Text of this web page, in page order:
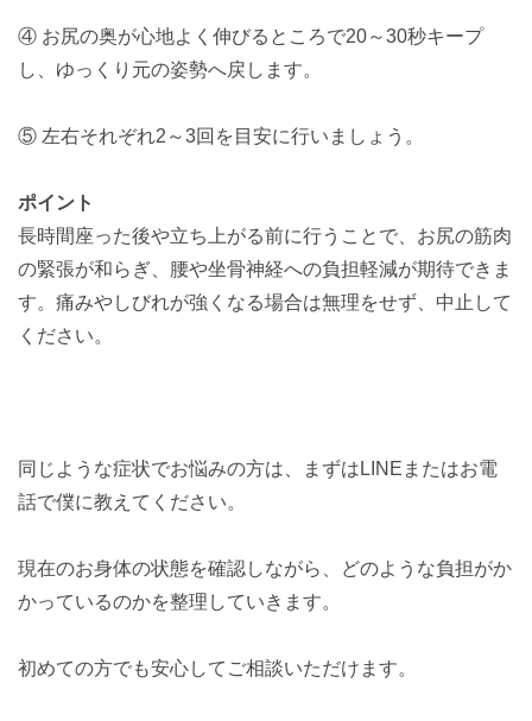
④ お尻の奥が心地よく伸びるところで20～30秒キープ
し、ゆっくり元の姿勢へ戻します。
⑤ 左右それぞれ2～3回を目安に行いましょう。
ポイント
長時間座った後や立ち上がる前に行うことで、お尻の筋肉
の緊張が和らぎ、腰や坐骨神経への負担軽減が期待できま
す。痛みやしびれが強くなる場合は無理をせず、中止して
ください。
同じような症状でお悩みの方は、まずはLINEまたはお電
話で僕に教えてください。
現在のお身体の状態を確認しながら、どのような負担がか
かっているのかを整理していきます。
初めての方でも安心してご相談いただけます。